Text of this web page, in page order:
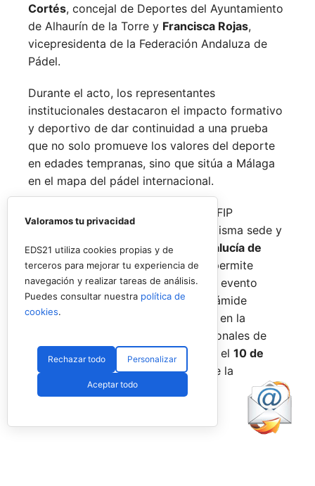
Cortés, concejal de Deportes del Ayuntamiento
de Alhaurín de la Torre y Francisca Rojas,
vicepresidenta de la Federación Andaluza de
Pádel.
Durante el acto, los representantes
institucionales destacaron el impacto formativo
y deportivo de dar continuidad a una prueba
que no solo promueve los valores del deporte
en edades tempranas, sino que sitúa a Málaga
en el mapa del pádel internacional.
De forma paralela al desarrollo del FIP
Promises, la FAP organizará en la misma sede y
fechas losInternacionales de Andalucía de
Menores 2026. Esta cita paralela permite
incorporar la categoríabenjamín
al evento
global, completando así toda la pirámide
formativa.
El plazo para registrarse en la
categoría benjamín de los Internacionales de
Andalucía permanece abierto hasta el 10 de
agosto
a través de la web oficial de la
Federación.
Valoramos tu privacidad
EDS21 utiliza cookies propias y de
terceros para mejorar tu experiencia de
navegación y realizar tareas de análisis.
Puedes consultar nuestra política de
cookies.
Rechazar todo Personalizar
Aceptar todo